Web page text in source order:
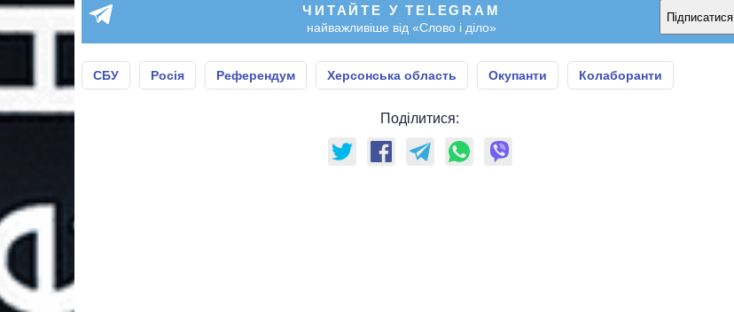
ЧИТАЙТЕ У TELEGRAM
найважливіше від «Слово і діло»
Підписатися
СБУ Росія Референдум Херсонська область Окупанти Колаборанти
Поділитися: